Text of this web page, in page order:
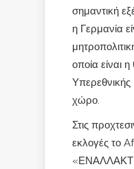
σημαντική
η Γερμανία
οποία είναι
χώρο.
Στις
εκλογές το